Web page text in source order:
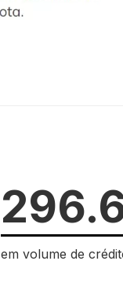
em volume de